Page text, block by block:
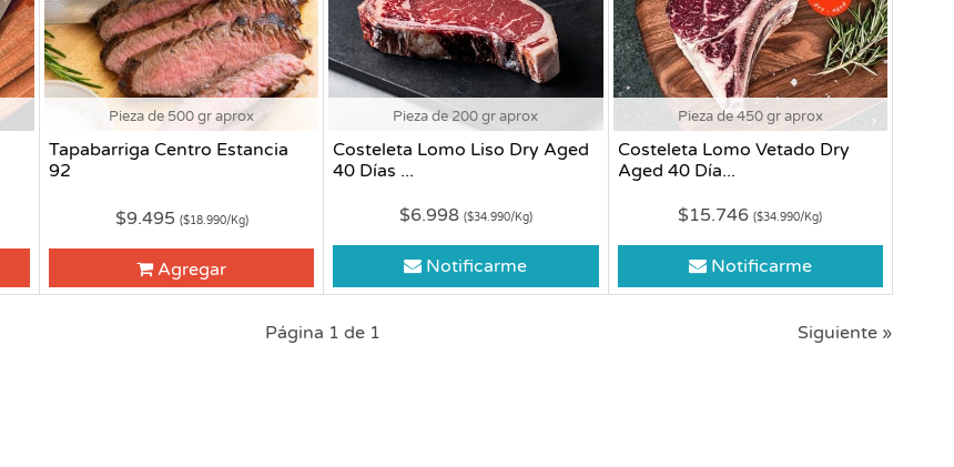
Pieza de 500 gr aprox
Tapabarriga Centro Estancia
92
$9.495 ($18.990/Kg)
Agregar
Pieza de 200 gr aprox
Costeleta Lomo Liso Dry Aged
40 Días ...
$6.998 ($34.990/Kg)
Notificarme
Pieza de 450 gr aprox
Costeleta Lomo Vetado Dry
Aged 40 Día...
$15.746($34.990/Kg)
Notificarme
Página 1 de 1 Siguiente »